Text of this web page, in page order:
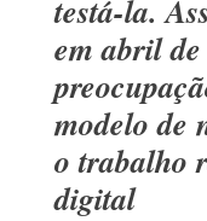
testá-la.
em abril
modelo de
o trabalho
digital